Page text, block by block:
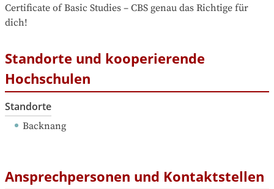
Certificate of Basic Studies – CBS genau das Richtige für
dich!
Standorte und kooperierende
Hochschulen
Standorte
Backnang
Ansprechpersonen und Kontaktstellen